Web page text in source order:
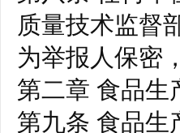
质量技术监督
为举报人保密
第二章 食品
第九条 食品